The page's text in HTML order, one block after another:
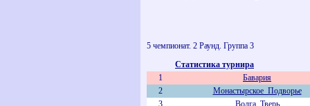
5 чемпионат. 2 Раунд. Группа 3
Статистика турнира
1
Бавария
2
Монастырское_Подворье
3
Волга_Тверь